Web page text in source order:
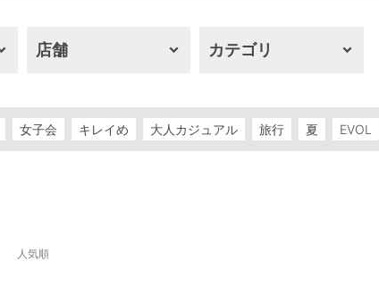
店舗 カテゴリ
女子会 キレイめ 大人カジュアル 旅行 夏 EVOL
人気順